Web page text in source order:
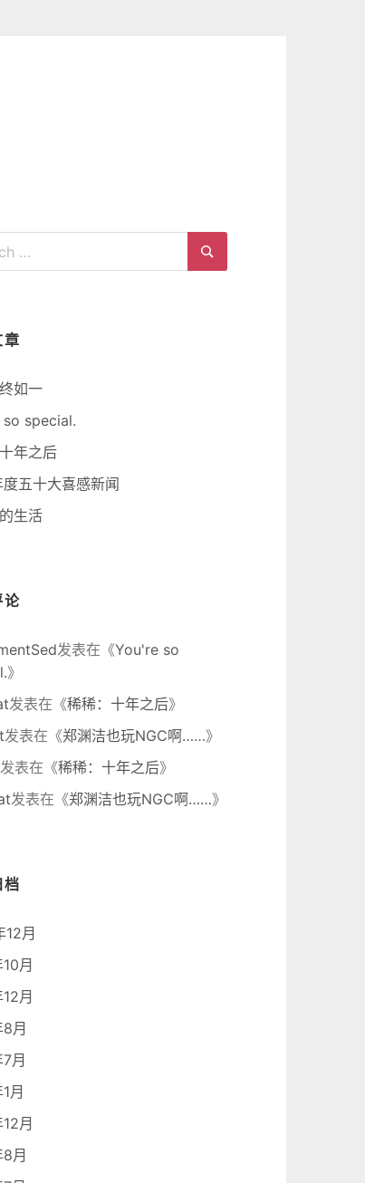
Search
章
如一
special.
年之后
五十大喜感新闻
生活
论
发表在《You're so
》
发表在《稀稀：十年之后》
发表在《郑渊洁也玩NGC啊……》
发表在《稀稀：十年之后》
发表在《郑渊洁也玩NGC啊……》
档
12月
月
月
月
月
月
月
月